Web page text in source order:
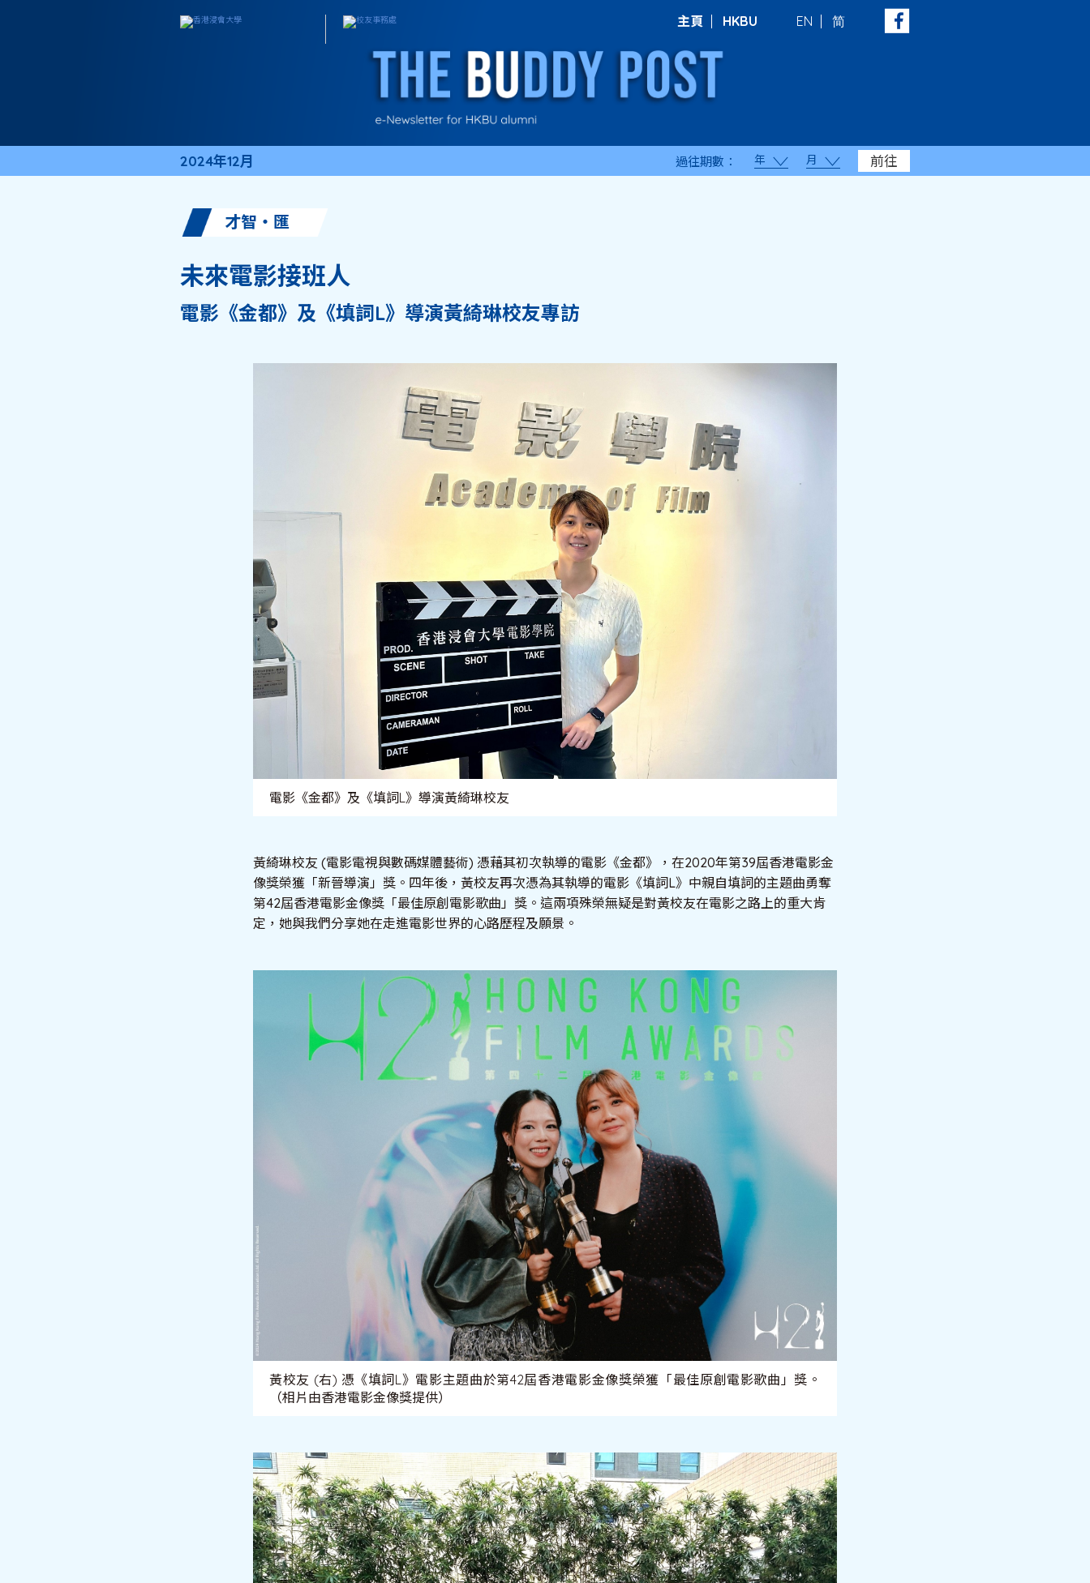
主頁 HKBU EN 简
2024年12月 過往期數： 年 月 前往
才智・匯
未來電影接班人
電影《金都》及《填詞L》導演黃綺琳校友專訪
電影《金都》及《填詞L》導演黃綺琳校友
黃綺琳校友 (電影電視與數碼媒體藝術) 憑藉其初次執導的電影《金都》，在2020年第39屆香港電影金
像獎榮獲「新晉導演」獎。四年後，黃校友再次憑為其執導的電影《填詞L》中親自填詞的主題曲勇奪
第42屆香港電影金像獎「最佳原創電影歌曲」獎。這兩項殊榮無疑是對黃校友在電影之路上的重大肯
定，她與我們分享她在走進電影世界的心路歷程及願景。
黃校友 (右) 憑《填詞L》電影主題曲於第42屆香港電影金像獎榮獲「最佳原創電影歌曲」獎。
（相片由香港電影金像獎提供）